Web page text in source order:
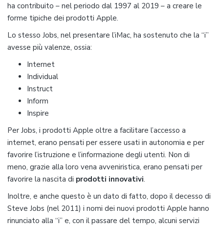
ha contribuito – nel periodo dal 1997 al 2019 – a creare le
forme tipiche dei prodotti Apple.
Lo stesso Jobs, nel presentare l’iMac, ha sostenuto che la “i”
avesse più valenze, ossia:
Internet
Individual
Instruct
Inform
Inspire
Per Jobs, i prodotti Apple oltre a facilitare l’accesso a
internet, erano pensati per essere usati in autonomia e per
favorire l’istruzione e l’informazione degli utenti. Non di
meno, grazie alla loro vena avveniristica, erano pensati per
favorire la nascita di prodotti innovativi.
Inoltre, e anche questo è un dato di fatto, dopo il decesso di
Steve Jobs (nel 2011) i nomi dei nuovi prodotti Apple hanno
rinunciato alla “i” e, con il passare del tempo, alcuni servizi